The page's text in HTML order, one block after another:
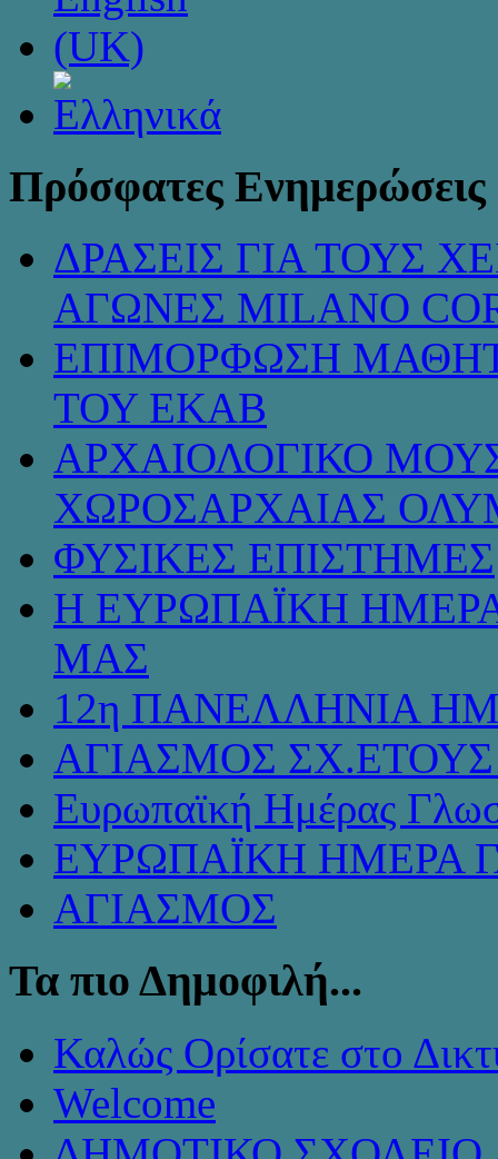
Πρόσφατες Ενημερώσεις
ΔΡΑΣΕΙΣ ΓΙΑ ΤΟΥΣ
ΑΓΩΝΕΣ MILANO
ΕΠΙΜΟΡΦΩΣΗ
ΤΟΥ ΕΚΑΒ
ΑΡΧΑΙΟΛΟΓΙΚΟ
ΧΩΡΟΣΑΡΧΑΙΑΣ
ΦΥΣΙΚΕΣ ΕΠΙΣΤΗΜΕΣ
Η ΕΥΡΩΠΑΪΚΗ
ΜΑΣ
12η ΠΑΝΕΛΛΗΝΙΑ
ΑΓΙΑΣΜΟΣ ΣΧ.ΕΤΟΥΣ
Ευρωπαϊκή Ημέρας
ΕΥΡΩΠΑΪΚΗ ΗΜΕΡΑ
ΑΓΙΑΣΜΟΣ
Τα πιο Δημοφιλή...
Καλώς Ορίσατε στο
Welcome